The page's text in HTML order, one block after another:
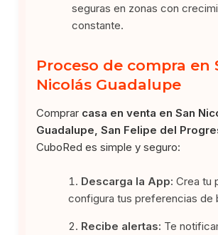
seguras en zonas con
constante.
Proceso de compra en
Nicolás Guadalupe
Comprar casa en venta en San
Guadalupe, San Felipe del
CuboRed es simple y seguro:
Descarga la App: Crea tu
configura tus preferencias de
Recibe alertas: Te